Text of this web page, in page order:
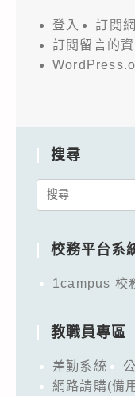
登入
訂閱
訂閱留言的
搜尋
Search
校務平台系
1campus 校
教職員專區
差勤系統
網路請購(備